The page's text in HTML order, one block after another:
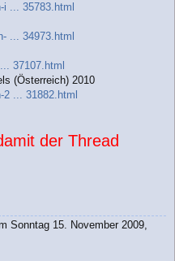
... 35783.html
... 34973.html
37107.html
(Österreich) 2010
... 31882.html
der Thread
Sonntag 15. November 2009,